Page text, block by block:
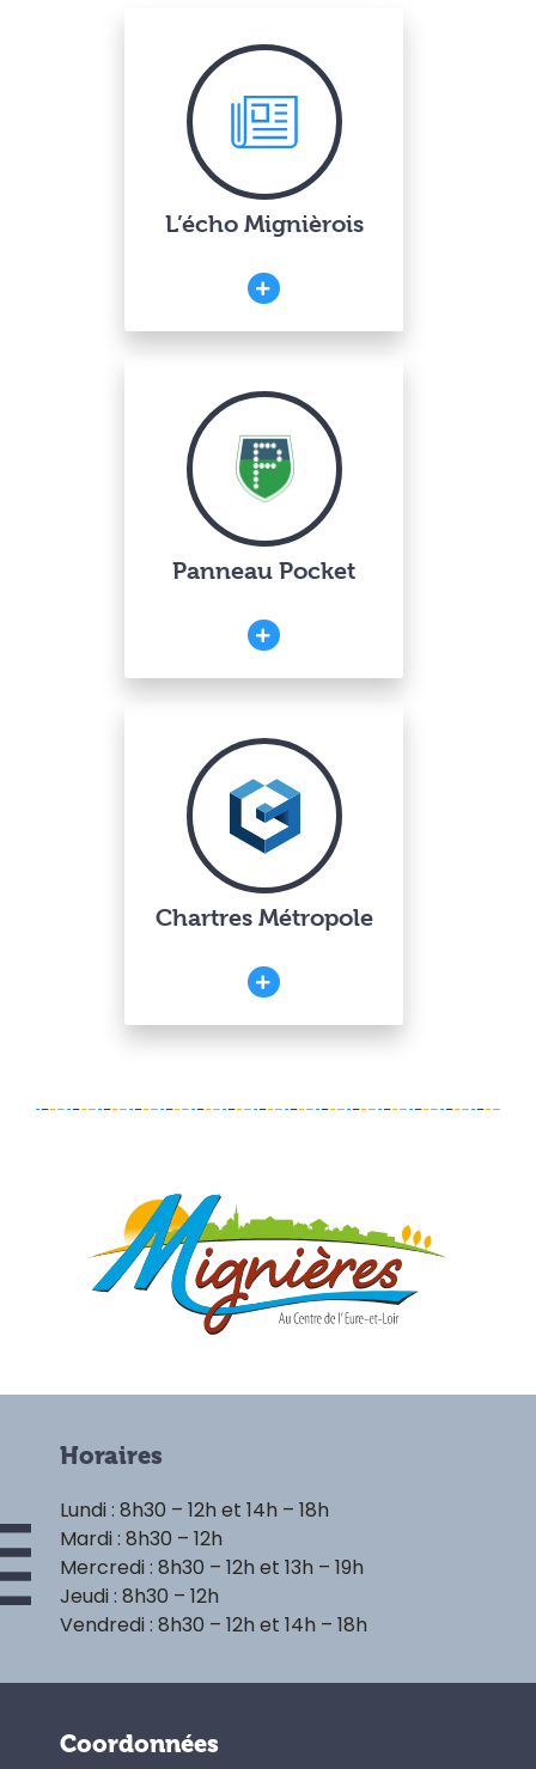
L’écho Mignièrois
Panneau Pocket
Chartres Métropole
Horaires
Lundi : 8h30 – 12h et 14h – 18h
Mardi : 8h30 – 12h
Mercredi : 8h30 – 12h et 13h – 19h
Jeudi : 8h30 – 12h
Vendredi : 8h30 – 12h et 14h – 18h
Coordonnées